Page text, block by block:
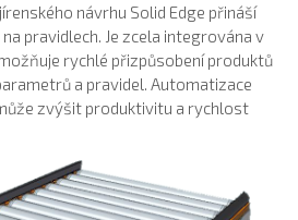
návrhu Solid Edge přináší
pravidlech. Je zcela integrována v
rychlé přizpůsobení produktů
a pravidel. Automatizace
zvýšit produktivitu a rychlost